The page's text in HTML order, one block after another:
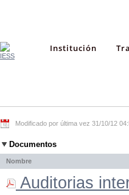
Institución
Modificado por última vez 31/10/12
Documentos
Nombre
Auditorias